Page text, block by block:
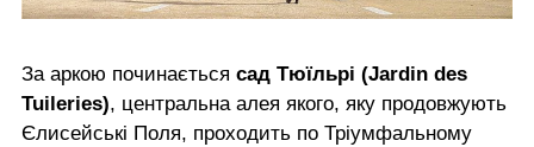
За аркою починається сад Тюїльрі (Jardin des
Tuileries), центральна алея якого, яку продовжують
Єлисейські Поля, проходить по Тріумфальному